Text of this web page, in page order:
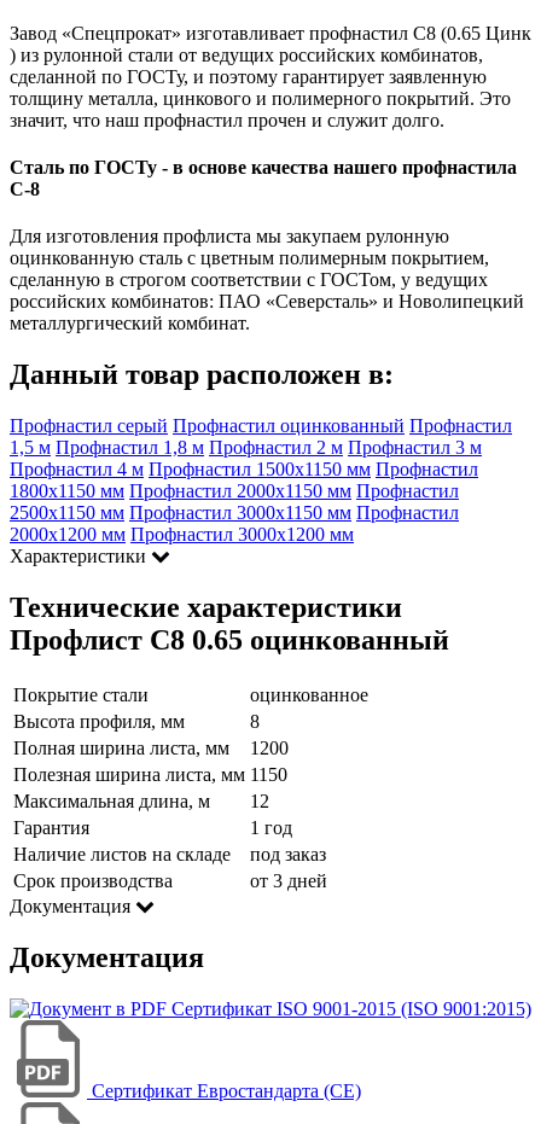
Завод «Спецпрокат» изготавливает профнастил С8 (0.65 Цинк
) из рулонной стали от ведущих российских комбинатов,
сделанной по ГОСТу, и поэтому гарантирует заявленную
толщину металла, цинкового и полимерного покрытий. Это
значит, что наш профнастил прочен и служит долго.
Сталь по ГОСТу - в основе качества нашего профнастила
C-8
Для изготовления профлиста мы закупаем рулонную
оцинкованную сталь с цветным полимерным покрытием,
сделанную в строгом соответствии с ГОСТом, у ведущих
российских комбинатов: ПАО «Северсталь» и Новолипецкий
металлургический комбинат.
Данный товар расположен в:
Профнастил серый Профнастил оцинкованный Профнастил
1,5 м Профнастил 1,8 м Профнастил 2 м Профнастил 3 м
Профнастил 4 м Профнастил 1500х1150 мм Профнастил
1800х1150 мм Профнастил 2000х1150 мм Профнастил
2500х1150 мм Профнастил 3000х1150 мм Профнастил
2000х1200 мм Профнастил 3000х1200 мм
Характеристики
Технические характеристики
Профлист С8 0.65 оцинкованный
Покрытие стали
оцинкованное
Высота профиля, мм
8
Полная ширина листа, мм
1200
Полезная ширина листа, мм 1150
Максимальная длина, м
12
Гарантия
1 год
Наличие листов на складе
под заказ
Срок производства
от 3 дней
Документация
Документация
Сертификат ISO 9001-2015 (ISO 9001:2015)
Сертификат Евростандарта (CE)